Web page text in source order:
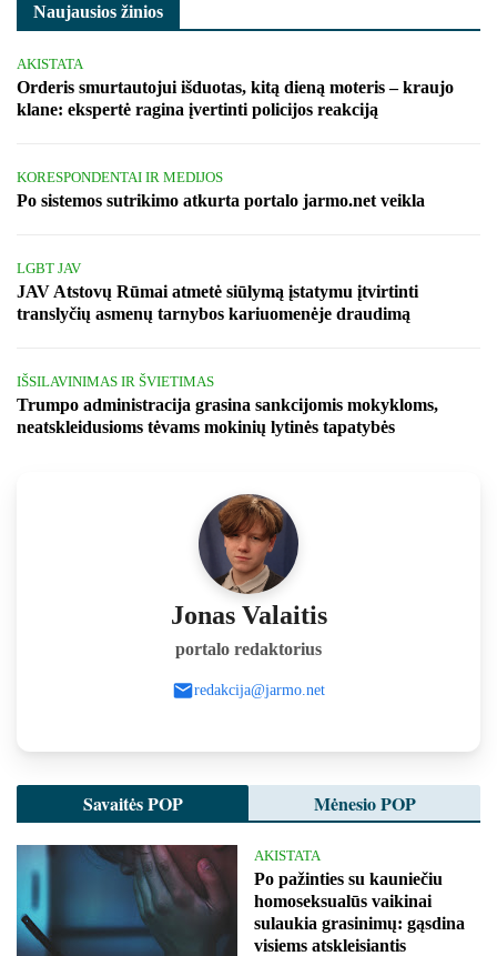
Naujausios žinios
AKISTATA
Orderis smurtautojui išduotas, kitą dieną moteris – kraujo
klane: ekspertė ragina įvertinti policijos reakciją
KORESPONDENTAI IR MEDIJOS
Po sistemos sutrikimo atkurta portalo jarmo.net veikla
LGBT JAV
JAV Atstovų Rūmai atmetė siūlymą įstatymu įtvirtinti
translyčių asmenų tarnybos kariuomenėje draudimą
IŠSILAVINIMAS IR ŠVIETIMAS
Trumpo administracija grasina sankcijomis mokykloms,
neatskleidusioms tėvams mokinių lytinės tapatybės
Jonas Valaitis
portalo redaktorius
redakcija@jarmo.net
Savaitės POP Mėnesio POP
AKISTATA
Po pažinties su kauniečiu
homoseksualūs vaikinai
sulaukia grasinimų: gąsdina
visiems atskleisiantis